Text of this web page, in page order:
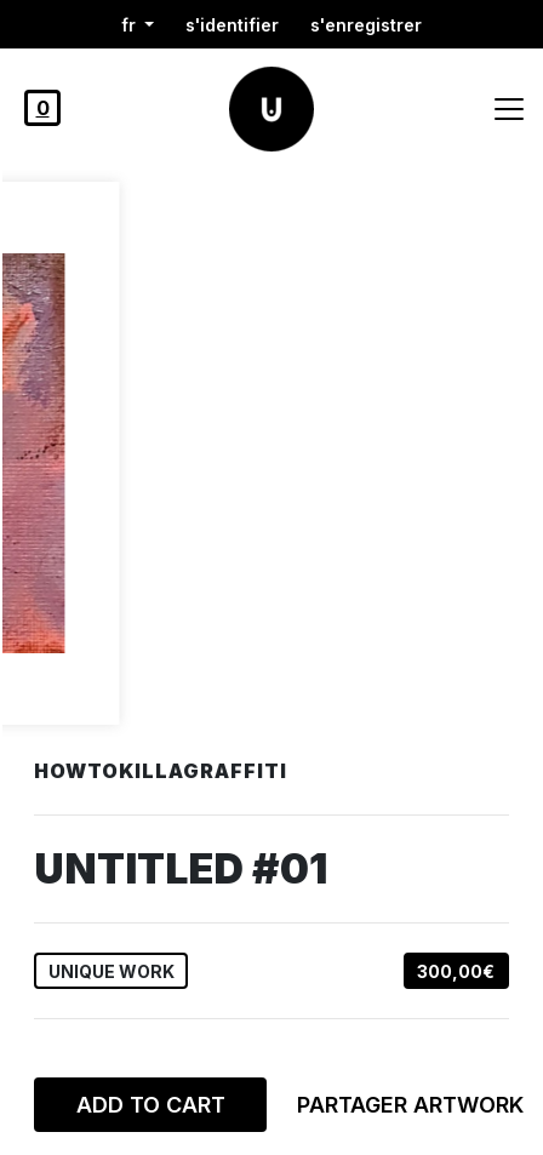
fr s'identifier s'enregistrer
0
HOWTOKILLAGRAFFITI
UNTITLED #01
UNIQUE WORK 300,00€
ADD TO CART PARTAGER ARTWORK